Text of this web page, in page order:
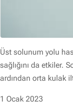
Üst solunum yolu
sağlığını da etkiler.
ardından orta kulak
1 Ocak 2023